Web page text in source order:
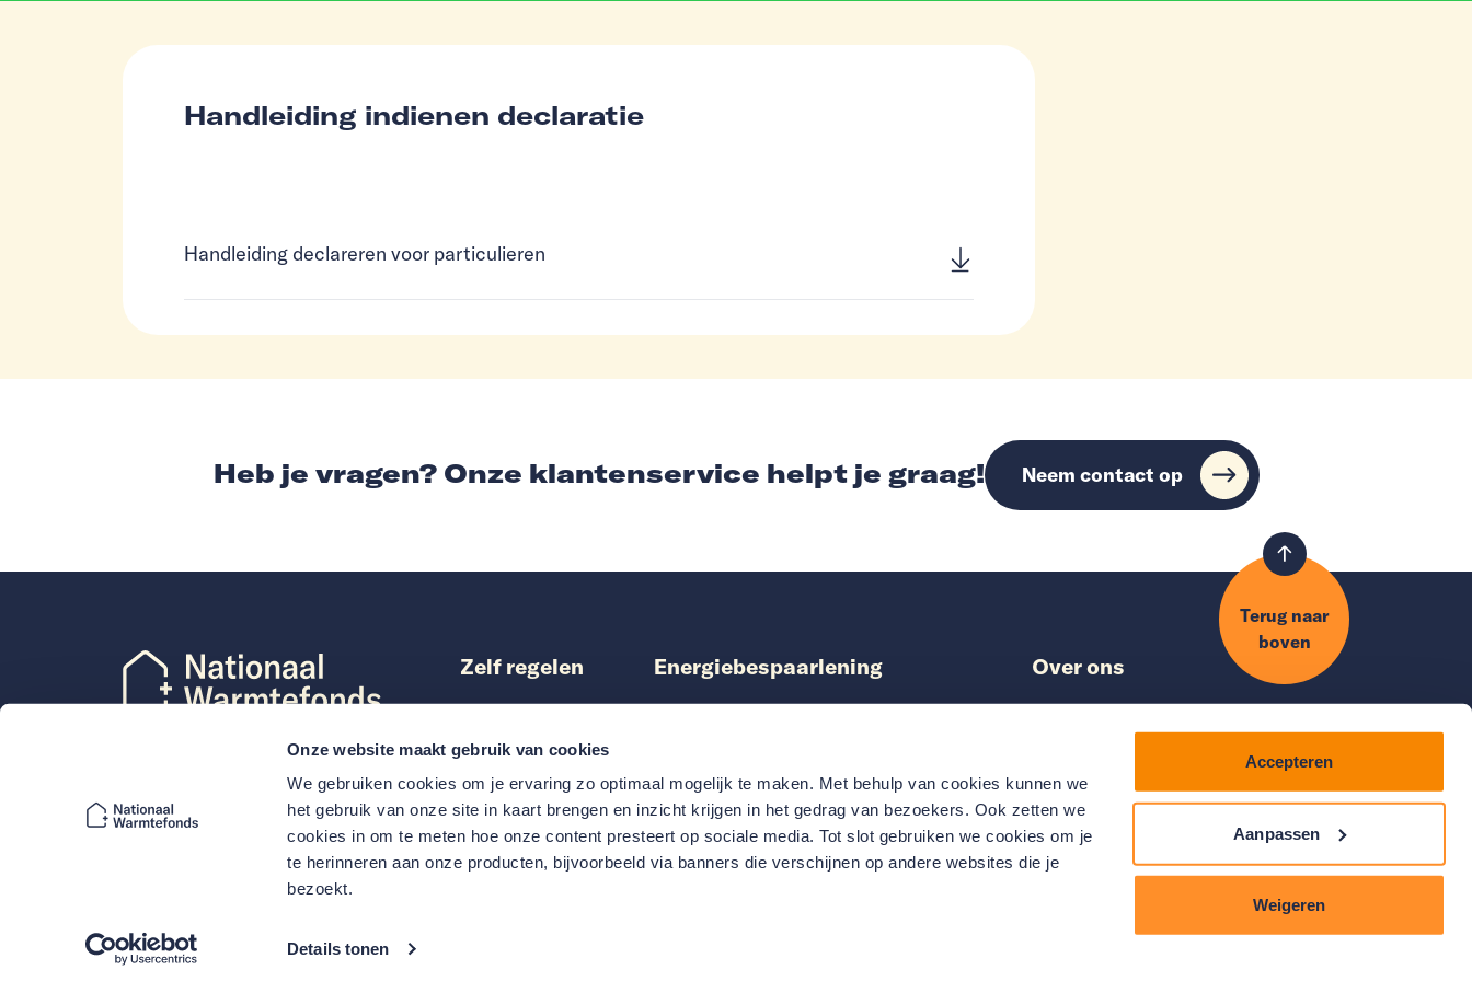
Onze website maakt gebruik van cookies
We gebruiken cookies om je ervaring zo optimaal mogelijk te maken. Met behulp van cookies kunnen we
het gebruik van onze site in kaart brengen en inzicht krijgen in het gedrag van bezoekers. Ook zetten we
cookies in om te meten hoe onze content presteert op sociale media. Tot slot gebruiken we cookies om je
te herinneren aan onze producten, bijvoorbeeld via banners die verschijnen op andere websites die je
bezoekt.
Details tonen
Accepteren
Aanpassen
Weigeren
Handleiding indienen declaratie
Handleiding declareren voor particulieren
Heb je vragen? Onze klantenservice helpt je graag! Neem contact op
Volg Nationaal Warmtefonds
Zelf regelen
Mijn Warmtefonds
Declaratie indienen
VvE Quickscan
Energiebespaarlening
Samenwerken met Nationaal Warmtefonds
Scholen
Over ons
Vacatures
Terug naar
boven
© Copyright 2026 CookiesPrivacy Disclaimer